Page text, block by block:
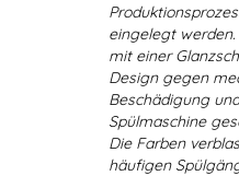
eingelegt
mit einer
Design gegen
Beschädigung
Spülmaschine
Die Farben
häufigen